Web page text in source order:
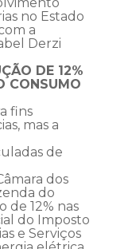
no Estado
a
Derzi
DE 12%
CONSUMO
fins
mas a
de
dos
do
de 12% nas
do Imposto
e Serviços